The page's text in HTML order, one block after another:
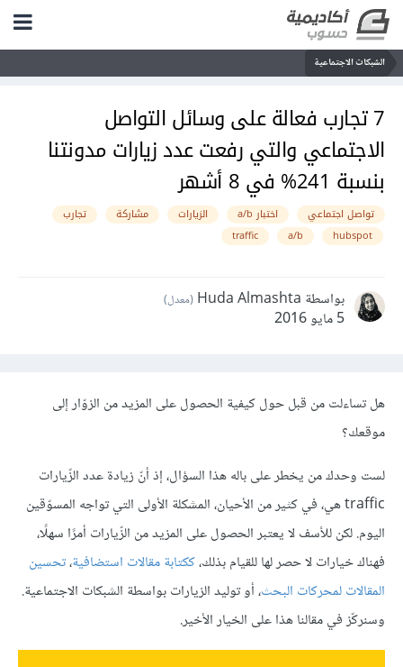
الشبكات الاجتماعية
7 تجارب فعالة على وسائل التواصل
الاجتماعي والتي رفعت عدد زيارات مدونتنا
بنسبة 241% في 8 أشهر
تواصل اجتماعي اختبار a/b الزيارات مشاركة
تجارب
hubspot
a/b
traffic
بواسطة Huda Almashta (معدل)
5 مايو 2016
هل تساءلت من قبل حول كيفية الحصول على المزيد من الزوّار إلى
موقعك؟
لست وحدك من يخطر على باله هذا السؤال، إذ أنّ زيادة عدد الزّيارات
traffic هي، في كثير من الأحيان، المشكلة الأولى التي تواجه المسوّقين
اليوم. لكن للأسف لا يعتبر الحصول على المزيد من الزّيارات أمرًا سهلًا،
فهناك خيارات لا حصر لها للقيام بذلك،ككتابة مقالات استضافية،تحسين
المقالات لمحركات البحث، أو توليد الزيارات بواسطة الشبكات الاجتماعية.
وسنركّز في مقالنا هذا على الخيار الأخير.